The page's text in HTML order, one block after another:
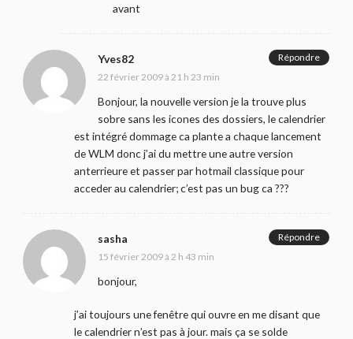
avant
Yves82
22 février 2009 à 21 h 23 min
Bonjour, la nouvelle version je la trouve plus
sobre sans les icones des dossiers, le calendrier
est intégré dommage ca plante a chaque lancement
de WLM donc j’ai du mettre une autre version
anterrieure et passer par hotmail classique pour
acceder au calendrier; c’est pas un bug ca ???
Répondre
sasha
15 février 2009 à 2 h 43 min
bonjour,
j’ai toujours une fenêtre qui ouvre en me disant que
le calendrier n’est pas à jour. mais ça se solde
Répondre